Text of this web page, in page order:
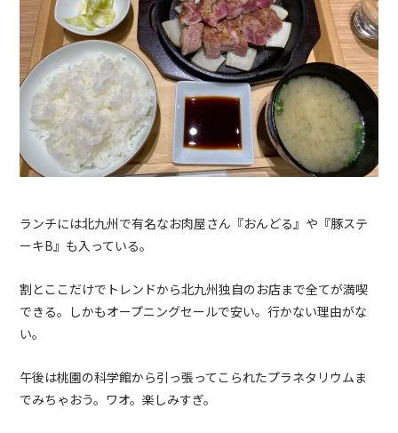
ランチには北九州で有名なお肉屋さん『おんどる』や『豚ステ
ーキB』も入っている。
割とここだけでトレンドから北九州独自のお店まで全てが満喫
できる。しかもオープニングセールで安い。行かない理由がな
い。
午後は桃園の科学館から引っ張ってこられたプラネタリウムま
でみちゃおう。ワオ。楽しみすぎ。